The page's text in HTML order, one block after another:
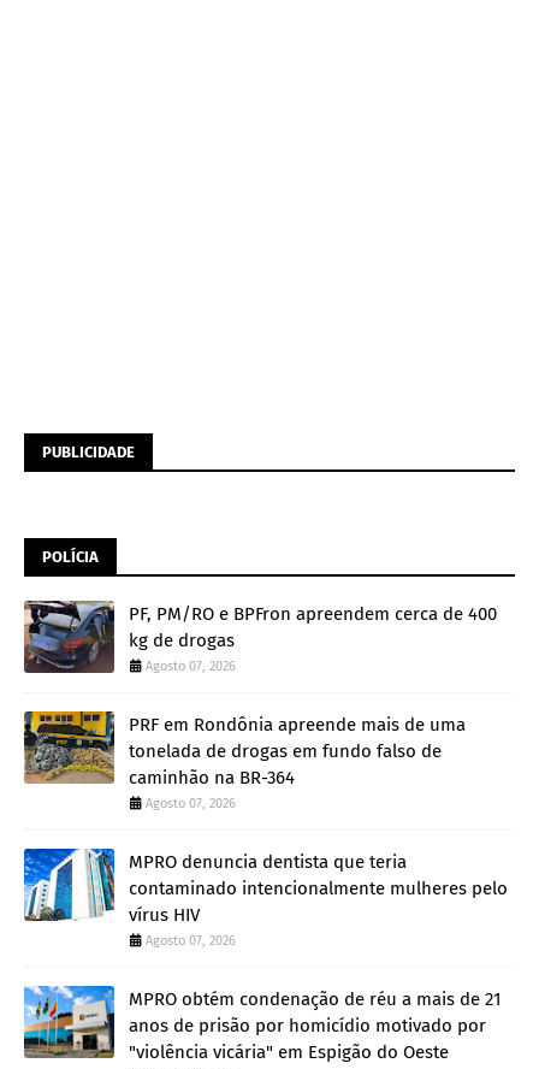
PUBLICIDADE
POLÍCIA
PF, PM/RO e BPFron apreendem cerca de 400
kg de drogas
Agosto 07, 2026
PRF em Rondônia apreende mais de uma
tonelada de drogas em fundo falso de
caminhão na BR-364
Agosto 07, 2026
MPRO denuncia dentista que teria
contaminado intencionalmente mulheres pelo
vírus HIV
Agosto 07, 2026
MPRO obtém condenação de réu a mais de 21
anos de prisão por homicídio motivado por
"violência vicária" em Espigão do Oeste